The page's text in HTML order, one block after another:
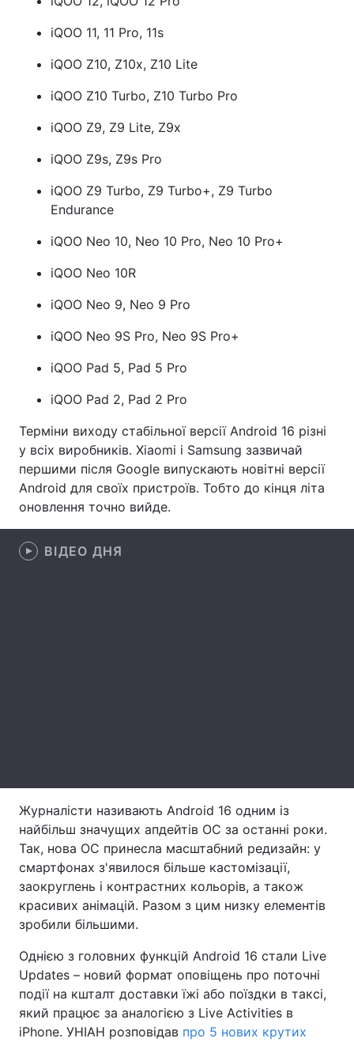
iQOO 11, 11 Pro, 11s
iQOO Z10, Z10x, Z10 Lite
iQOO Z10 Turbo, Z10 Turbo Pro
iQOO Z9, Z9 Lite, Z9x
iQOO Z9s, Z9s Pro
iQOO Z9 Turbo, Z9 Turbo+, Z9 Turbo
Endurance
iQOO Neo 10, Neo 10 Pro, Neo 10 Pro+
iQOO Neo 10R
iQOO Neo 9, Neo 9 Pro
iQOO Neo 9S Pro, Neo 9S Pro+
iQOO Pad 5, Pad 5 Pro
iQOO Pad 2, Pad 2 Pro
Терміни виходу стабільної версії Android 16 різні
у всіх виробників. Xiaomi і Samsung зазвичай
першими після Google випускають новітні версії
Android для своїх пристроїв. Тобто до кінця літа
оновлення точно вийде.
ВІДЕО ДНЯ
Журналісти називають Android 16 одним із
найбільш значущих апдейтів ОС за останні роки.
Так, нова ОС принесла масштабний редизайн: у
смартфонах з'явилося більше кастомізації,
заокруглень і контрастних кольорів, а також
красивих анімацій. Разом з цим низку елементів
зробили більшими.
Однією з головних функцій Android 16 стали Live
Updates – новий формат оповіщень про поточні
події на кшталт доставки їжі або поїздки в таксі,
який працює за аналогією з Live Activities в
iPhone. УНІАН розповідав про 5 нових крутих